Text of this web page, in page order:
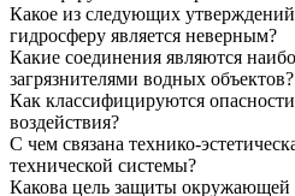
Какое из следующих
гидросферу является неверным?
Какие соединения являются
загрязнителями водных объектов?
Как классифицируются
воздействия?
С чем связана технико-
технической системы?
Какова цель защиты